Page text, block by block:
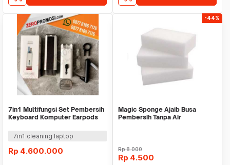
7in1 Multifungsi Set Pembersih
Keyboard Komputer Earpods
7in1 cleaning laptop
Rp 4.600.000
-44%
Magic Sponge Ajaib Busa
Pembersih Tanpa Air
Rp8.000
Rp 4.500